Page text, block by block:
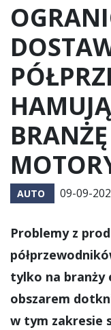
BRANŻĘ
AUTO 09-09-
Problemy z
tylko na branży
obszarem
w tym zakresie